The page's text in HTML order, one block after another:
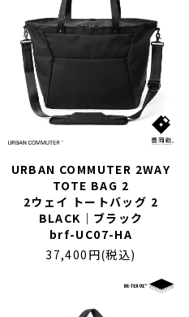
URBAN COMMUTER 2WAY
TOTE BAG 2
2ウェイ トートバッグ 2
BLACK｜ブラック
brf-UC07-HA
37,400円(税込)